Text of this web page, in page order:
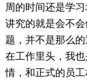
周的时间还是学
讲究的就是会不
题，并不是那么
在工作里头，我
情，和正式的员